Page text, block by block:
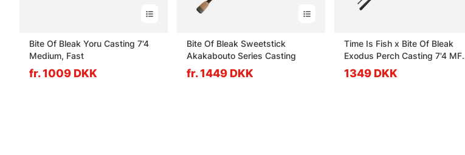
Bite Of Bleak Yoru Casting 7'4
Medium, Fast
fr. 1009 DKK
Bite Of Bleak Sweetstick
Akakabouto Series Casting
fr. 1449 DKK
Time Is Fish x Bite Of Bleak
Exodus Perch Casting 7'4 MF
5-25g
1349 DKK